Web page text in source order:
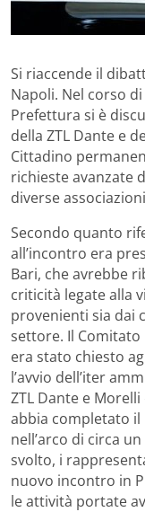
Si riaccende il
Napoli. Nel corso
Prefettura si è
della ZTL Dante e
Cittadino
richieste avanzate
diverse
Secondo quanto
all’incontro era
Bari, che avrebbe
criticità legate alla
provenienti sia dai
settore. Il
era stato chiesto
l’avvio dell’iter
ZTL Dante e
abbia completato
nell’arco di circa
svolto, i
nuovo incontro in
le attività portate